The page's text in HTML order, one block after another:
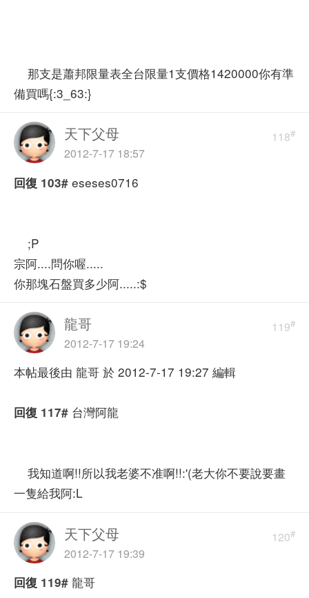
那支是蕭邦限量表全台限量1支價格1420000你有準
備買嗎{:3_63:}
118#
天下父母
2012-7-17 18:57
回復 103# eseses0716
;P
宗阿....問你喔.....
你那塊石盤買多少阿.....:$
119#
龍哥
2012-7-17 19:24
本帖最後由 龍哥 於 2012-7-17 19:27 編輯
回復 117# 台灣阿龍
我知道啊!!所以我老婆不准啊!!:'(老大你不要說要畫
一隻給我阿:L
120#
天下父母
2012-7-17 19:39
回復 119# 龍哥